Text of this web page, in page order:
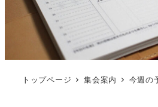
トップページ 集会案内 今週の